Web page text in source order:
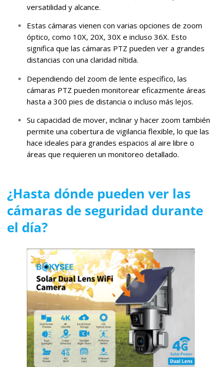
versatilidad y alcance.
Estas cámaras vienen con varias opciones de zoom
óptico, como 10X, 20X, 30X e incluso 36X. Esto
significa que las cámaras PTZ pueden ver a grandes
distancias con una claridad nítida.
Dependiendo del zoom de lente específico, las
cámaras PTZ pueden monitorear eficazmente áreas
hasta a 300 pies de distancia o incluso más lejos.
Su capacidad de mover, inclinar y hacer zoom también
permite una cobertura de vigilancia flexible, lo que las
hace ideales para grandes espacios al aire libre o
áreas que requieren un monitoreo detallado.
¿Hasta dónde pueden ver las
cámaras de seguridad durante
el día?